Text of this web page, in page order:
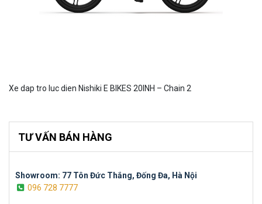
Xe dap tro luc dien Nishiki E BIKES 20INH – Chain 2
TƯ VẤN BÁN HÀNG
Showroom: 77 Tôn Đức Thắng, Đống Đa, Hà Nội
096 728 7777